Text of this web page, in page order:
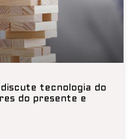
tecnologia do
do presente e